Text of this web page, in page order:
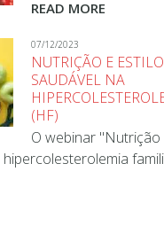
READ MORE
07/12/2023
NUTRIÇÃO E
SAUDÁVEL NA
(HF)
O webinar "Nutrição
hipercolesterolemia